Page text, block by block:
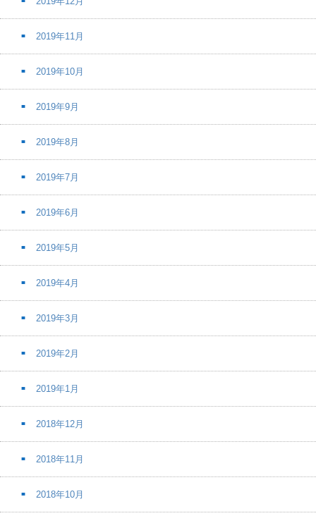
2019年11月
2019年10月
2019年9月
2019年8月
2019年7月
2019年6月
2019年5月
2019年4月
2019年3月
2019年2月
2019年1月
2018年12月
2018年11月
2018年10月